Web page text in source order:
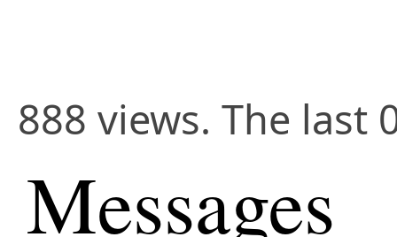
888 views. The last
Messages